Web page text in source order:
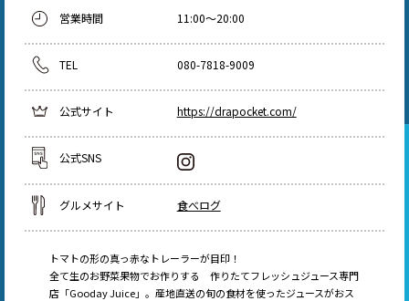
営業時間 11:00～20:00
TEL 080-7818-9009
公式サイト https://drapocket.com/
公式SNS
グルメサイト 食べログ
トマトの形の真っ赤なトレーラーが目印！
全て生のお野菜果物でお作りする 作りたてフレッシュジュース専門
店「Gooday Juice」。産地直送の旬の食材を使ったジュースがおス